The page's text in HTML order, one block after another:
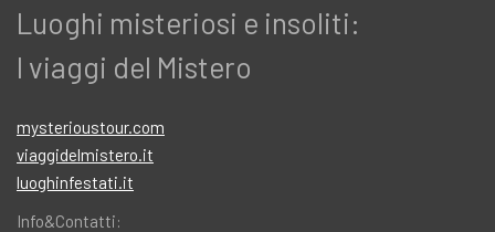
Luoghi misteriosi e insoliti:
I viaggi del Mistero
mysterioustour.com
viaggidelmistero.it
luoghinfestati.it
Info&Contatti: